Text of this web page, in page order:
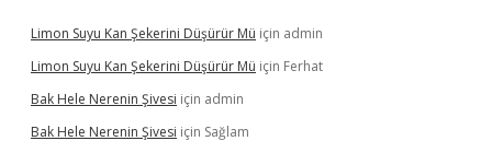
Limon Suyu Kan Şekerini Düşürür Mü için admin
Limon Suyu Kan Şekerini Düşürür Mü için Ferhat
Bak Hele Nerenin Şivesi için admin
Bak Hele Nerenin Şivesi için Sağlam